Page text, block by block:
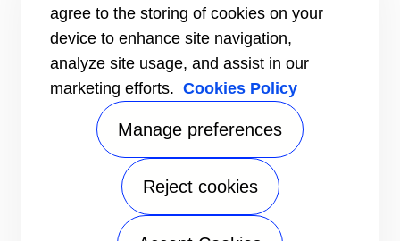
RESURSER
Broschyrer
Videor
INFORMATION FÖR
Leverantörer
Investerare
agree to the storing of cookies on your
device to enhance site navigation,
analyze site usage, and assist in our
marketing efforts. Cookies Policy
Manage preferences
Reject cookies